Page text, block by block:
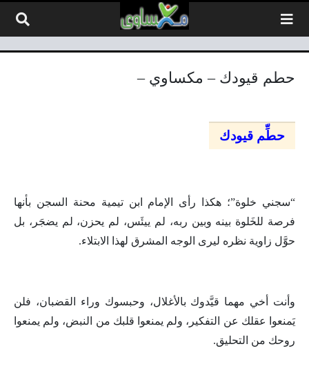
حطم قيودك – مكساوي –
حطِّم قيودك
“سجني خلوة”؛ هكذا رأى الإمام ابن تيمية محنة السجن بأنها
فرصة للخَلوة بينه وبين ربه، لم ييئَس، لم يحزن، لم يضجَر، بل
حوَّل زاوية نظره ليرى الوجه المشرق لهذا الابتلاء.
وأنت أخي مهما قيَّدوك بالأغلال، وحبسوك وراء القضبان، فلن
يَمنعوا عقلك عن التفكير، ولم يمنعوا قلبك من النبض، ولم يمنعوا
روحك من التحليق.